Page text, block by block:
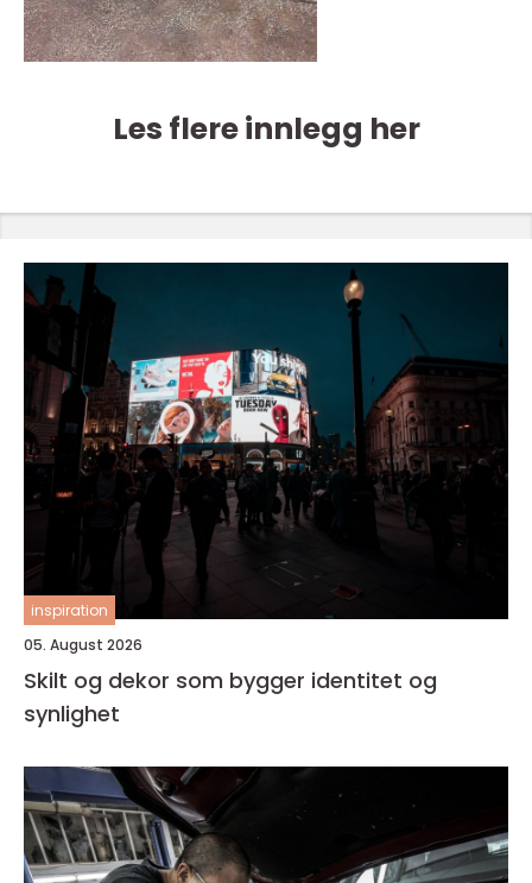
Les flere innlegg her
inspiration
05. August 2026
Skilt og dekor som bygger identitet og
synlighet